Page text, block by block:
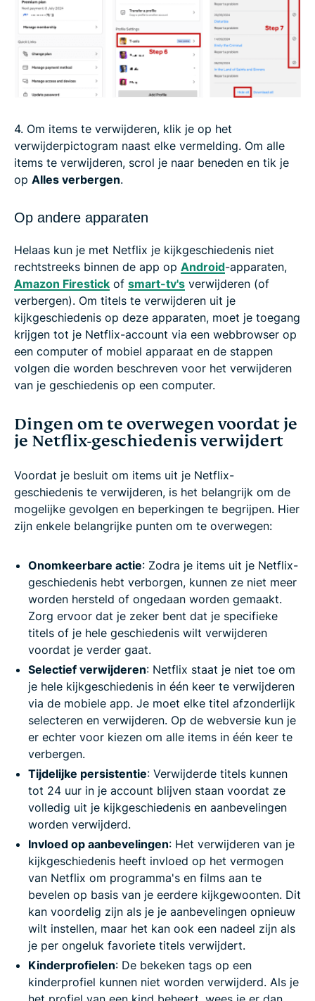
4. Om items te verwijderen, klik je op het
verwijderpictogram naast elke vermelding. Om alle
items te verwijderen, scrol je naar beneden en tik je
op Alles verbergen.
Op andere apparaten
Helaas kun je met Netflix je kijkgeschiedenis niet
rechtstreeks binnen de app op Android-apparaten,
Amazon Firestick of smart-tv's verwijderen (of
verbergen). Om titels te verwijderen uit je
kijkgeschiedenis op deze apparaten, moet je toegang
krijgen tot je Netflix-account via een webbrowser op
een computer of mobiel apparaat en de stappen
volgen die worden beschreven voor het verwijderen
van je geschiedenis op een computer.
Dingen om te overwegen voordat je
je Netflix-geschiedenis verwijdert
Voordat je besluit om items uit je Netflix-
geschiedenis te verwijderen, is het belangrijk om de
mogelijke gevolgen en beperkingen te begrijpen. Hier
zijn enkele belangrijke punten om te overwegen:
Onomkeerbare actie: Zodra je items uit je Netflix-
geschiedenis hebt verborgen, kunnen ze niet meer
worden hersteld of ongedaan worden gemaakt.
Zorg ervoor dat je zeker bent dat je specifieke
titels of je hele geschiedenis wilt verwijderen
voordat je verder gaat.
Selectief verwijderen: Netflix staat je niet toe om
je hele kijkgeschiedenis in één keer te verwijderen
via de mobiele app. Je moet elke titel afzonderlijk
selecteren en verwijderen. Op de webversie kun je
er echter voor kiezen om alle items in één keer te
verbergen.
Tijdelijke persistentie: Verwijderde titels kunnen
tot 24 uur in je account blijven staan voordat ze
volledig uit je kijkgeschiedenis en aanbevelingen
worden verwijderd.
Invloed op aanbevelingen: Het verwijderen van je
kijkgeschiedenis heeft invloed op het vermogen
van Netflix om programma's en films aan te
bevelen op basis van je eerdere kijkgewoonten. Dit
kan voordelig zijn als je je aanbevelingen opnieuw
wilt instellen, maar het kan ook een nadeel zijn als
je per ongeluk favoriete titels verwijdert.
Kinderprofielen: De bekeken tags op een
kinderprofiel kunnen niet worden verwijderd. Als je